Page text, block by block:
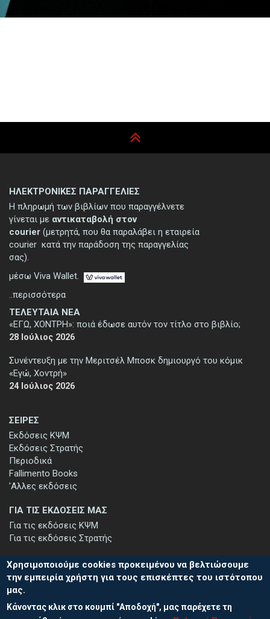
ΣΕΙΡΕΣ
Εκδόσεις ΚΨΜ
Εκδόσεις Στρατής
Περιοδικά
Fallimento Books
'Αλλες εκδόσεις
ΤΕΛΕΥΤΑΙΑ ΝΕΑ
«ΕΓΩ, ΧΟΝΤΡΗ»: ποιά έδωσε αυτόν τον τίτλο στο βιβλίο;
28 Ιούλιος 2026
Συνέντευξη με την Μεριτσέλ Μποσκ δημιουργό του κόμικ
«Εγώ, Χοντρή»
24 Ιούλιος 2026
ΓΙΑ ΤΙΣ ΕΚΔΟΣΕΙΣ ΜΑΣ
Για τις εκδόσεις ΚΨΜ
Για τις εκδόσεις Στρατής
ΗΛΕΚΤΡΟΝΙΚΕΣ ΠΑΡΑΓΓΕΛΙΕΣ
Η πληρωμή των βιβλίων που παραγγέλνετε
γίνεται με αντικαταβολή στον
courier (μετρητά, που θα παραλάβει η εταιρεία
courier κατά την παράδοση της παραγγελίας
σας).
μέσω Viva Wallet.
..περισσότερα
ΕΓΓΡΑΦΗ ΣΤΟ ΕΝΗΜΕΡΩΤΙΚΟ ΔΕΛΤΙΟ
Μείνετε ενημερωμένοι για τις νέες εκδόσεις μας και τις εκδηλώσεις
Χρησιμοποιούμε cookies προκειμένου να βελτιώσουμε
την εμπειρία χρήστη για τους επισκέπτες του ιστότοπου
μας.
Κάνοντας κλικ στο κουμπί "Αποδοχή", μας παρέχετε τη